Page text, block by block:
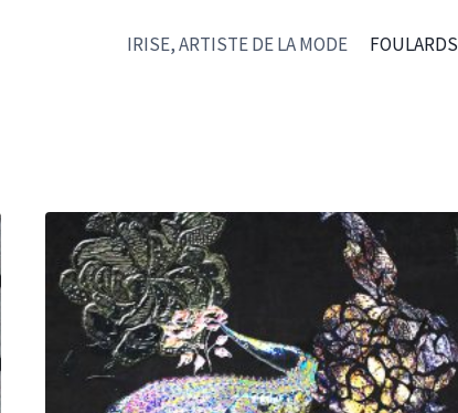
IRISE, ARTISTE DE LA MODE FOULARDS